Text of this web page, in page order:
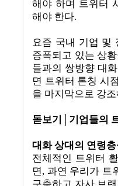
해야 하며 트위터
해야 한다.
요즘 국내 기업 및
증폭되고 있는 상
들과의 쌍방향 대
면 트위터 론칭 시
을 마지막으로 강
돋보기 기업들의
대화 상대의 연령층
전체적인 트위터
면, 과연 우리가 트